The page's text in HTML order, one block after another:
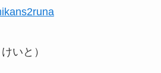
いと）